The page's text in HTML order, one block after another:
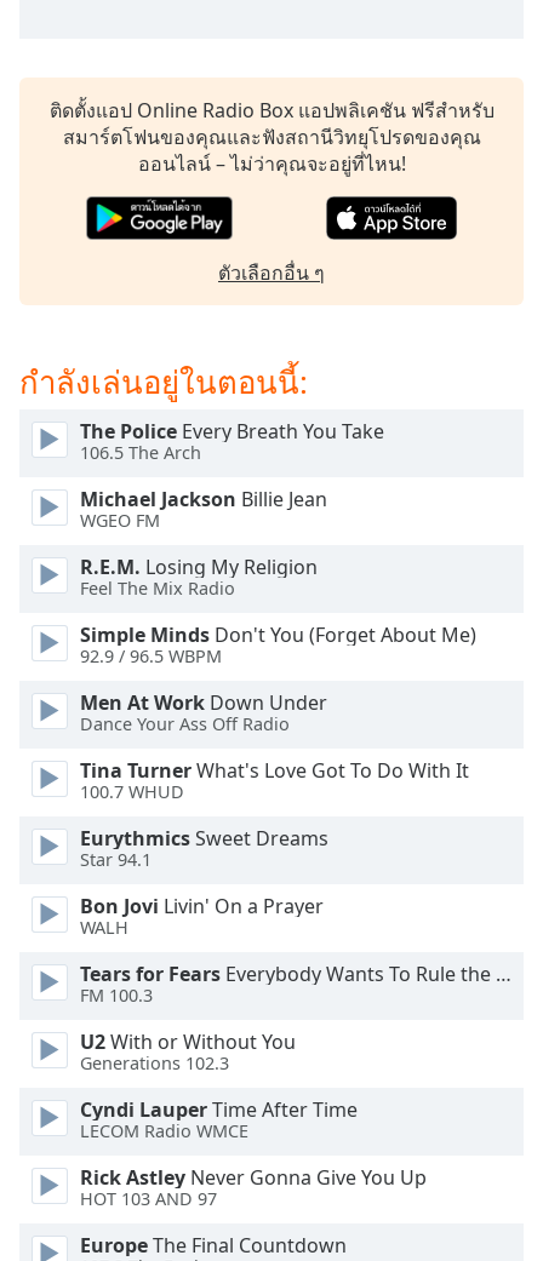
Subtitles
subtitles
subtitles
settings
Audio
Picture-
Picture
Fullscreen
modal
window.
Beginning
dialog
window.
cancel
and
close
window.
Text
Color
Opacity
Text
Color
ติดตั้งแอป Online Radio Box แอปพลิเคชัน ฟรีสำหรับ
สมาร์ตโฟนของคุณและฟังสถานีวิทยุโปรดของคุณ
ออนไลน์ – ไม่ว่าคุณจะอยู่ที่ไหน!
ตัวเลือกอื่น ๆ
กำลังเล่นอยู่ในตอนนี้:
The Police Every Breath You Take
106.5 The Arch
Michael Jackson Billie Jean
WGEO FM
R.E.M. Losing My Religion
Feel The Mix Radio
Simple Minds Don't You (Forget About Me)
92.9 / 96.5 WBPM
Men At Work Down Under
Dance Your Ass Off Radio
Tina TurnerWhat's Love Got To Do With It
100.7 WHUD
EurythmicsSweet Dreams
Star 94.1
Bon Jovi Livin' On a Prayer
WALH
Tears for Fears Everybody Wants To Rule the World
FM 100.3
U2With or Without You
Generations 102.3
Cyndi LauperTime After Time
LECOM Radio WMCE
Rick Astley Never Gonna Give You Up
HOT 103 AND 97
EuropeThe Final Countdown